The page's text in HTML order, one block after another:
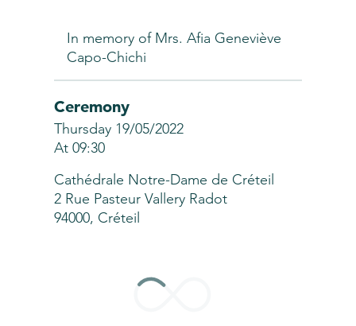
In memory of Mrs. Afia Geneviève
Capo-Chichi
Ceremony
Thursday 19/05/2022
At 09:30
Cathédrale Notre-Dame de Créteil
2 Rue Pasteur Vallery Radot
94000, Créteil